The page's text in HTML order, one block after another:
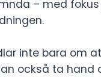
– med
inte bara om
också ta hand